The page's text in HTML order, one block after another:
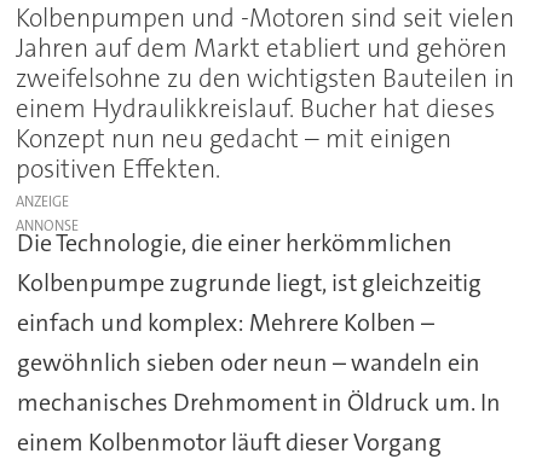
Kolbenpumpen und -Motoren sind seit vielen
Jahren auf dem Markt etabliert und gehören
zweifelsohne zu den wichtigsten Bauteilen in
einem Hydraulikkreislauf. Bucher hat dieses
Konzept nun neu gedacht – mit einigen
positiven Effekten.
ANZEIGE
Die Technologie, die einer herkömmlichen
Kolbenpumpe zugrunde liegt, ist gleichzeitig
einfach und komplex: Mehrere Kolben –
gewöhnlich sieben oder neun – wandeln ein
mechanisches Drehmoment in Öldruck um. In
einem Kolbenmotor läuft dieser Vorgang